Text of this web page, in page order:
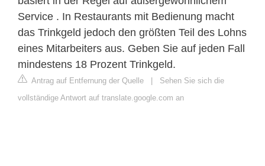
Service . In Restaurants mit Bedienung macht
das Trinkgeld jedoch den größten Teil des Lohns
eines Mitarbeiters aus. Geben Sie auf jeden Fall
mindestens 18 Prozent Trinkgeld.
Antrag auf Entfernung der Quelle | Sehen Sie sich die
vollständige Antwort auf translate.google.com an